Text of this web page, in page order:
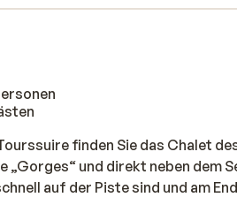
finden Sie das Chalet
„Gorges“ und direkt neben dem
auf der Piste sind und am
ist es wirklich nicht